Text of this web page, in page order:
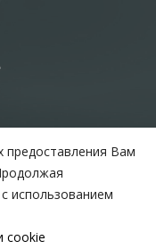
предоставления Вам
использованием
cookie